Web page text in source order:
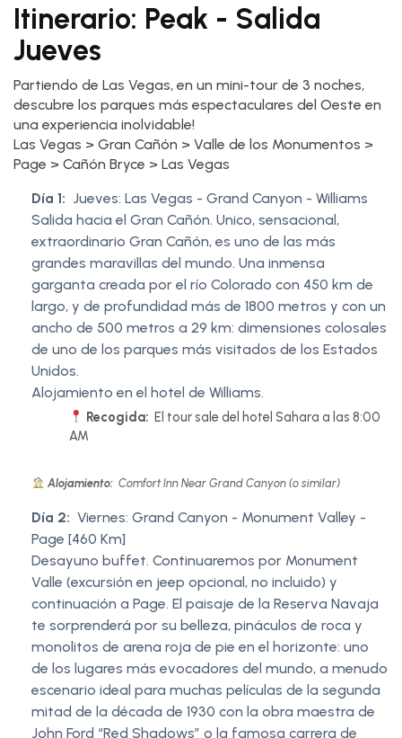
Itinerario: Peak - Salida
Jueves
Partiendo de Las Vegas, en un mini-tour de 3 noches,
descubre los parques más espectaculares del Oeste en
una experiencia inolvidable!
Las Vegas > Gran Cañón > Valle de los Monumentos >
Page > Cañón Bryce > Las Vegas
Día 1: Jueves: Las Vegas - Grand Canyon - Williams
Salida hacia el Gran Cañón. Unico, sensacional,
extraordinario Gran Cañón, es uno de las más
grandes maravillas del mundo. Una inmensa
garganta creada por el río Colorado con 450 km de
largo, y de profundidad más de 1800 metros y con un
ancho de 500 metros a 29 km: dimensiones colosales
de uno de los parques más visitados de los Estados
Unidos.
Alojamiento en el hotel de Williams.
Recogida: El tour sale del hotel Sahara a las 8:00
AM
Alojamiento: Comfort Inn Near Grand Canyon (o similar)
Día 2: Viernes: Grand Canyon - Monument Valley -
Page [460 Km]
Desayuno buffet. Continuaremos por Monument
Valle (excursión en jeep opcional, no incluido) y
continuación a Page. El paisaje de la Reserva Navaja
te sorprenderá por su belleza, pináculos de roca y
monolitos de arena roja de pie en el horizonte: uno
de los lugares más evocadores del mundo, a menudo
escenario ideal para muchas películas de la segunda
mitad de la década de 1930 con la obra maestra de
John Ford “Red Shadows” o la famosa carrera de